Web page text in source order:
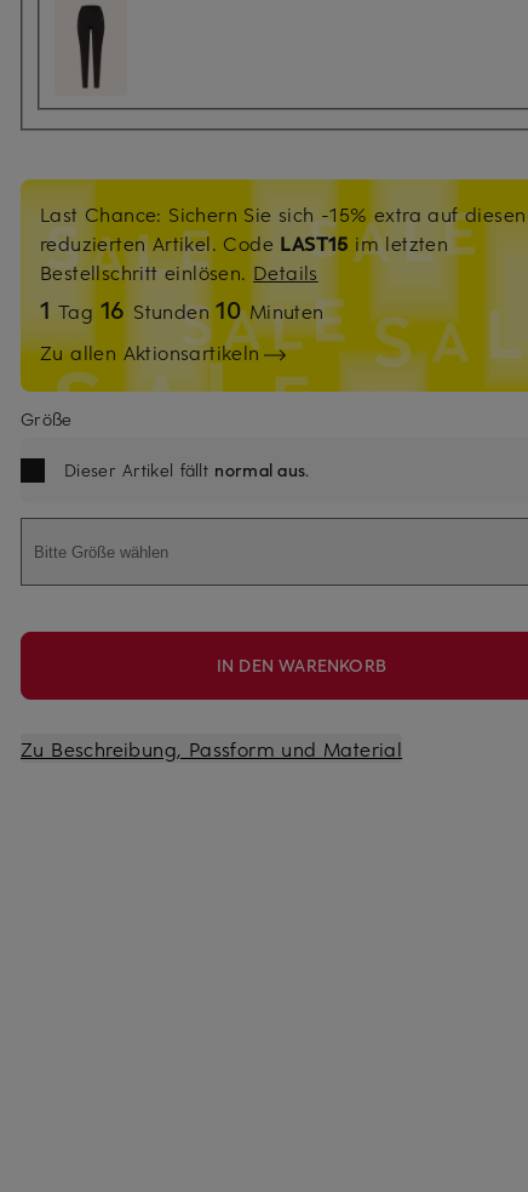
Last Chance: Sichern Sie sich -15% extra auf diesen
reduzierten Artikel. Code LAST15 im letzten
Bestellschritt einlösen. Details
1 Tag 16 Stunden10Minuten
Zu allen Aktionsartikeln
Größe
Dieser Artikel fällt normal aus.
Bitte Größe wählen
IN DEN WARENKORB
Zu Beschreibung, Passform und Material